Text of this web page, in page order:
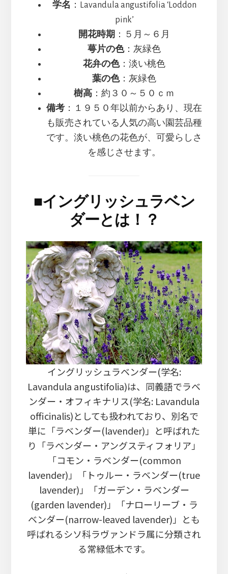
学名 ：Lavandula angustifolia ‘Loddon
pink’
開花時期 ：５月～６月
萼片の色：灰緑色
花弁の色：淡い桃色
葉の色：灰緑色
樹高 ：約３０～５０ｃｍ
備考 ：１９５０年以前からあり、現在
も販売されている人気の高い園芸品種
です。淡い桃色の花色が、可愛らしさ
を感じさせます。
■イングリッシュラベン
ダーとは！？
イングリッシュラベンダー(学名:
Lavandula angustifolia)は、同義語でラベ
ンダー・オフィキナリス(学名: Lavandula
officinalis)としても扱われており、別名で
単に「ラベンダー(lavender)」と呼ばれた
り「ラベンダー・アングスティフォリア」
「コモン・ラベンダー(common
lavender)」「トゥルー・ラベンダー(true
lavender)」「ガーデン・ラベンダー
(garden lavender)」「ナローリーブ・ラ
ベンダー(narrow-leaved lavender)」とも
呼ばれるシソ科ラヴァンドラ属に分類され
る常緑低木です。